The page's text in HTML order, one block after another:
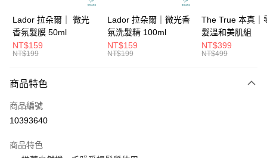
臺灣中小企業銀行
台中商業銀行
匯豐（台灣）商業銀行
華泰商業銀行
聯邦商業銀行
元大商業銀行
台灣樂天信用卡公司
台北富邦商業銀行
國泰世華商業銀行
兆豐國際商業銀行
臺灣中小企業銀行
台中商業銀行
匯豐（台灣）商業銀行
聯邦商業銀行
玉山商業銀行
台灣樂天信用卡公司
Apple Pay
街口支付
相關說明
【大哥付你分期使用說明】
2.付款方式選擇「大哥付你分期」，訂單成立後會自動跳轉到大哥付的交易
流程，驗證手機門號後，選擇欲分期的期數、繳款截止日，確認付款後即完
Lador 拉朵爾｜ 微光
香氛髮膜 50ml
NT$159
NT$199
Lador 拉朵爾｜微光香
氛洗髮精 100ml
NT$159
NT$199
The True 本真｜
髮溫和美肌組
NT$399
NT$499
商品特色
商品編號
10393640
商品特色